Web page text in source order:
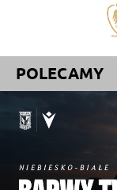
POLECAMY